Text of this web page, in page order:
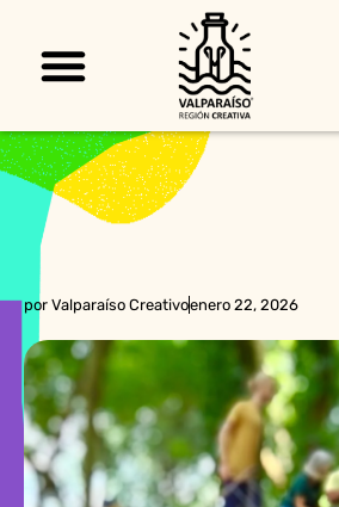
por Valparaíso Creativoenero 22, 2026